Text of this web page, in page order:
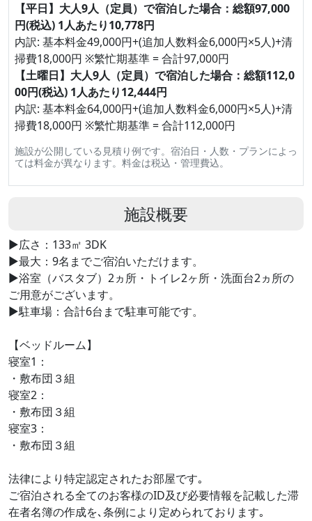
【平日】大人9人（定員）で宿泊した場合：総額97,000
円(税込) 1人あたり10,778円
内訳: 基本料金49,000円+(追加人数料金6,000円×5人)+清
掃費18,000円 ※繁忙期基準 = 合計97,000円
【土曜日】大人9人（定員）で宿泊した場合：総額112,0
00円(税込) 1人あたり12,444円
内訳: 基本料金64,000円+(追加人数料金6,000円×5人)+清
掃費18,000円 ※繁忙期基準 = 合計112,000円
施設が公開している見積り例です。宿泊日・人数・プランによっ
ては料金が異なります。料金は税込・管理費込。
施設概要
▶広さ：133㎡ 3DK
▶最大：9名までご宿泊いただけます。
▶浴室（バスタブ）2ヵ所・トイレ2ヶ所・洗面台2ヵ所の
ご用意がございます。
▶駐車場：合計6台まで駐車可能です。
【ベッドルーム】
寝室1：
・敷布団３組
寝室2：
・敷布団３組
寝室3：
・敷布団３組
法律により特定認定されたお部屋です｡
ご宿泊される全てのお客様のID及び必要情報を記載した滞
在者名簿の作成を､条例により定められております｡